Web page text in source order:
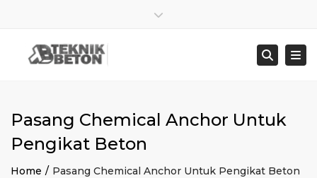
Sen – Jum : 8:00 – 17:00
021 8278 4845
bangunbersamaabadi@gmail.com
Pasang Chemical Anchor Untuk
Pengikat Beton
Home Pasang Chemical Anchor Untuk Pengikat Beton